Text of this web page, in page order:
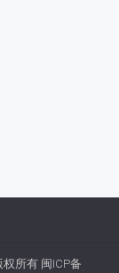
权所有 闽ICP备